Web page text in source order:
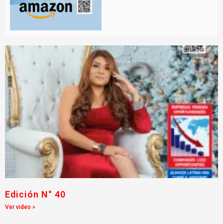
Edición N° 40
Ver video »